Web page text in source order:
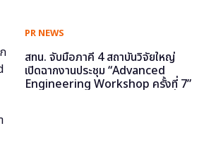
PR NEWS
สทน. จับมือภาคี 4 สถาบันวิจัยใหญ่
เปิดฉากงานประชุม “Advanced
Engineering Workshop ครั้งที่ 7”